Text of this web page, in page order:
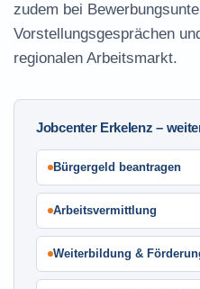
zudem bei
Vorstellungsgesprächen
regionalen Arbeitsmarkt.
Jobcenter Erkelenz –
Bürgergeld beantragen
Arbeitsvermittlung
Weiterbildung &